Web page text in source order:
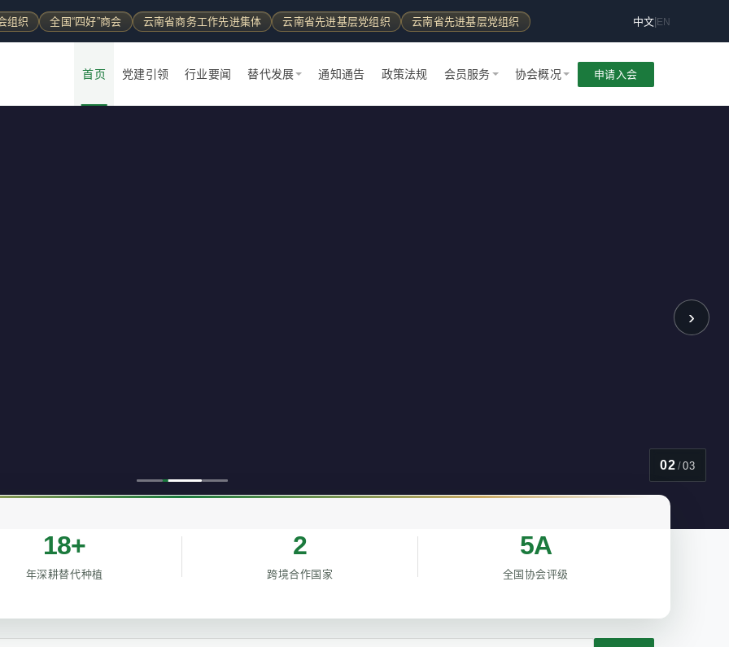
组织 全国“四好”商会 云南省商务工作先进集体 云南省先进基层党组织 云南省先进基层党组织 中文|EN
首页 党建引领 行业要闻 替代发展 通知通告 政策法规 会员服务 协会概况 申请入会
›
02 /03
18+
年深耕替代种植
2
跨境合作国家
5A
全国协会评级